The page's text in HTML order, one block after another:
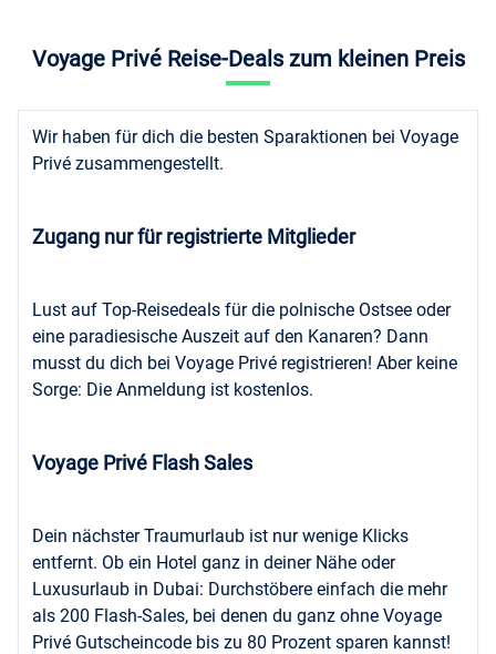
Voyage Privé Reise-Deals zum kleinen Preis
Wir haben für dich die besten Sparaktionen bei Voyage
Privé zusammengestellt.
Zugang nur für registrierte Mitglieder
Lust auf Top-Reisedeals für die polnische Ostsee oder
eine paradiesische Auszeit auf den Kanaren? Dann
musst du dich bei Voyage Privé registrieren! Aber keine
Sorge: Die Anmeldung ist kostenlos.
Voyage Privé Flash Sales
Dein nächster Traumurlaub ist nur wenige Klicks
entfernt. Ob ein Hotel ganz in deiner Nähe oder
Luxusurlaub in Dubai: Durchstöbere einfach die mehr
als 200 Flash-Sales, bei denen du ganz ohne Voyage
Privé Gutscheincode bis zu 80 Prozent sparen kannst!